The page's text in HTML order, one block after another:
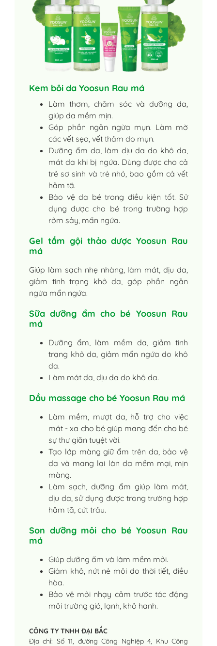
Kem bôi da Yoosun Rau má
Làm thơm, chăm sóc và dưỡng da,
giúp da mềm mịn.
Góp phần ngăn ngừa mụn. Làm mờ
các vết sẹo, vết thâm do mụn.
Dưỡng ẩm da, làm dịu da do khô da,
mát da khi bị ngứa. Dùng được cho cả
trẻ sơ sinh và trẻ nhỏ, bao gồm cả vết
hăm tã.
Bảo vệ da bé trong điều kiện tốt. Sử
dụng được cho bé trong trường hợp
rôm sảy, mẩn ngứa.
Gel tắm gội thảo dược Yoosun Rau
má
Giúp làm sạch nhẹ nhàng, làm mát, dịu da,
giảm tình trạng khô da, góp phần ngăn
ngừa mẩn ngứa.
Sữa dưỡng ẩm cho bé Yoosun Rau
má
Dưỡng ẩm, làm mềm da, giảm tình
trạng khô da, giảm mẩn ngứa do khô
da.
Làm mát da, dịu da do khô da.
Dầu massage cho bé Yoosun Rau má
Làm mềm, mượt da, hỗ trợ cho việc
mát - xa cho bé giúp mang đến cho bé
sự thư giãn tuyệt vời.
Tạo lớp màng giữ ẩm trên da, bảo vệ
da và mang lại làn da mềm mại, mịn
màng.
Làm sạch, dưỡng ẩm giúp làm mát,
dịu da, sử dụng được trong trường hợp
hăm tã, cứt trâu.
Son dưỡng môi cho bé Yoosun Rau
má
Giúp dưỡng ẩm và làm mềm môi.
Giảm khô, nứt nẻ môi do thời tiết, điều
hòa.
Bảo vệ môi nhạy cảm trước tác động
môi trường gió, lạnh, khô hanh.
CÔNG TY TNHH ĐẠI BẮC
Địa chỉ: Số 11, đường Công Nghiệp 4, Khu Công